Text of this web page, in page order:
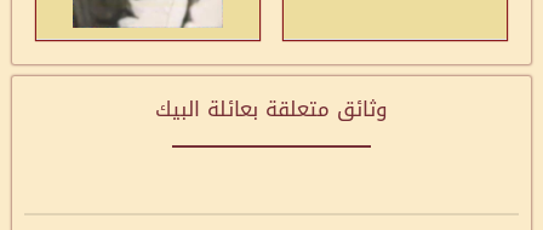
وثائق متعلقة بعائلة البيك